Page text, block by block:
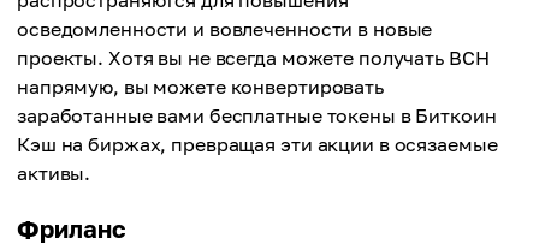
осведомленности и вовлеченности в новые
проекты. Хотя вы не всегда можете получать BCH
напрямую, вы можете конвертировать
заработанные вами бесплатные токены в Биткоин
Кэш на биржах, превращая эти акции в осязаемые
активы.
Фриланс